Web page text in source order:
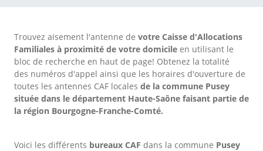
Trouvez aisement l'antenne de votre Caisse d'Allocations
Familiales à proximité de votre domicile en utilisant le
bloc de recherche en haut de page! Obtenez la totalité
des numéros d'appel ainsi que les horaires d'ouverture de
toutes les antennes CAF locales de la commune Pusey
située dans le département Haute-Saône faisant partie de
la région Bourgogne-Franche-Comté.
Voici les différents bureaux CAF dans la commune Pusey